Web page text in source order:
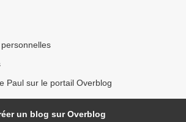
Paul sur le portail Overblog
un blog sur Overblog